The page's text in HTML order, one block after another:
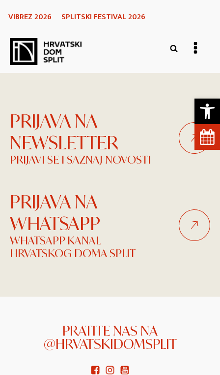
VIBREZ 2026 SPLITSKI FESTIVAL 2026
PRIJAVA NA
NEWSLETTER
PRIJAVI SE I SAZNAJ NOVOSTI
PRIJAVA NA
WHATSAPP
WHATSAPP KANAL
HRVATSKOG DOMA SPLIT
PRATITE NAS NA
@HRVATSKIDOMSPLIT